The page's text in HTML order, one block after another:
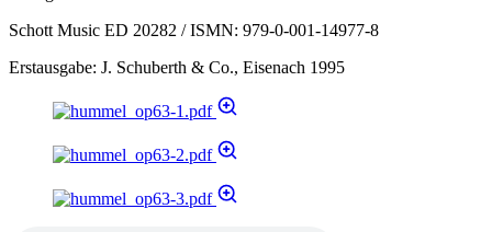
Schott Music ED 20282 / ISMN: 979-0-001-14977-8
Erstausgabe: J. Schuberth & Co., Eisenach 1995